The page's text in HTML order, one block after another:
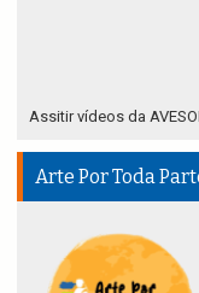
Assitir vídeos da
Arte Por Toda